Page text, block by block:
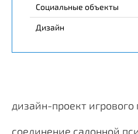
Социальные объекты
Дизайн
дизайн-проект игрового
соединение салонной